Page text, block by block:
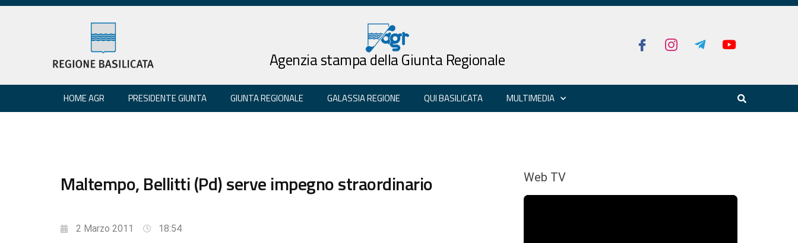
Agenzia stampa della Giunta Regionale
HOME AGR PRESIDENTE GIUNTA GIUNTA REGIONALE GALASSIA REGIONE QUI BASILICATA MULTIMEDIA
Maltempo, Bellitti (Pd) serve impegno straordinario
2 Marzo 2011 18:54
Web TV